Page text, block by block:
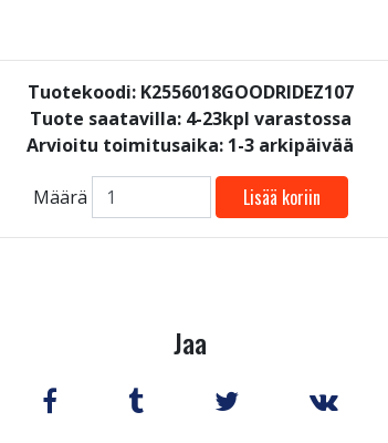
Tuotekoodi: K2556018GOODRIDEZ107
Tuote saatavilla: 4-23kpl varastossa
Arvioitu toimitusaika: 1-3 arkipäivää
Määrä Lisää koriin
Jaa